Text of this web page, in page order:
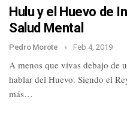
Hulu y el Huevo de
Salud Mental
Pedro Morote Feb 4, 2019
A menos que vivas debajo de
hablar del Huevo. Siendo el
más…